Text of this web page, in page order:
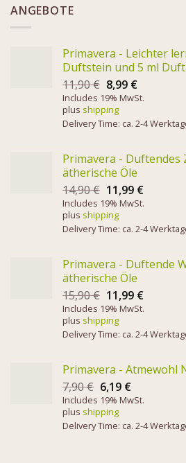
ANGEBOTE
Primavera - Leichter
Duftstein und 5 ml
11,90€ 8,99 €
Includes 19% MwSt.
plus shipping
Delivery Time: ca. 2-4
Primavera - Duftendes
ätherische Öle
14,90€ 11,99 €
Includes 19% MwSt.
plus shipping
Delivery Time: ca. 2-4
Primavera - Duftende
ätherische Öle
15,90€ 11,99 €
Includes 19% MwSt.
plus shipping
Delivery Time: ca. 2-4
Primavera - Atmewohl
7,90€ 6,19 €
Includes 19% MwSt.
plus shipping
Delivery Time: ca. 2-4